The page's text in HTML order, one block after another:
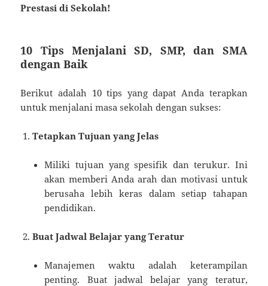
Prestasi di Sekolah!
10 Tips Menjalani SD, SMP, dan SMA
dengan Baik
Berikut adalah 10 tips yang dapat Anda terapkan
untuk menjalani masa sekolah dengan sukses:
Tetapkan Tujuan yang Jelas
Miliki tujuan yang spesifik dan terukur. Ini
akan memberi Anda arah dan motivasi untuk
berusaha lebih keras dalam setiap tahapan
pendidikan.
Buat Jadwal Belajar yang Teratur
Manajemen waktu adalah keterampilan
penting. Buat jadwal belajar yang teratur,